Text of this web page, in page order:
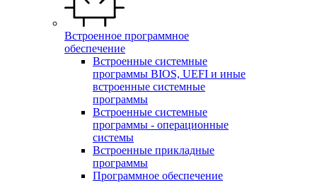
Встроенное программное
обеспечение
Встроенные системные
программы BIOS, UEFI и иные
встроенные системные
программы
Встроенные системные
программы - операционные
системы
Встроенные прикладные
программы
Программное обеспечение